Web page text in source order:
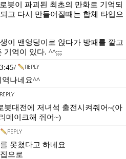
봇이 파괴된 최초의 만화로 기억되
고 다시 만들어질때는 합체 타입으
이 맨엉덩이로 앉다가 방패를 깔고
기억이 있다. ^^;;;
역나네요^^
봇대전에 저녀석 출전시켜줘어~(아
메이크해 줘어~)
못쳤다고 하네요
으로